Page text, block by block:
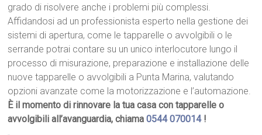
grado di risolvere anche i problemi più complessi.
Affidandosi ad un professionista esperto nella gestione dei
sistemi di apertura, come le tapparelle o avvolgibili o le
serrande potrai contare su un unico interlocutore lungo il
processo di misurazione, preparazione e installazione delle
nuove tapparelle o avvolgibili a Punta Marina, valutando
opzioni avanzate come la motorizzazione e l’automazione.
È il momento di rinnovare la tua casa con tapparelle o
avvolgibili all’avanguardia, chiama0544 070014!